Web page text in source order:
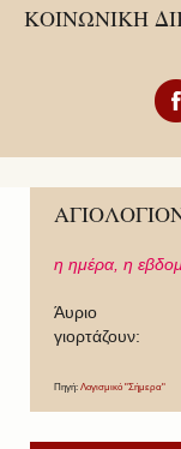
ΚΟΙΝΩΝΙΚΗ
η ημέρα, η
Άυριο
γιορτάζουν:
Πηγή: Λογισμικό "Σήμερα"